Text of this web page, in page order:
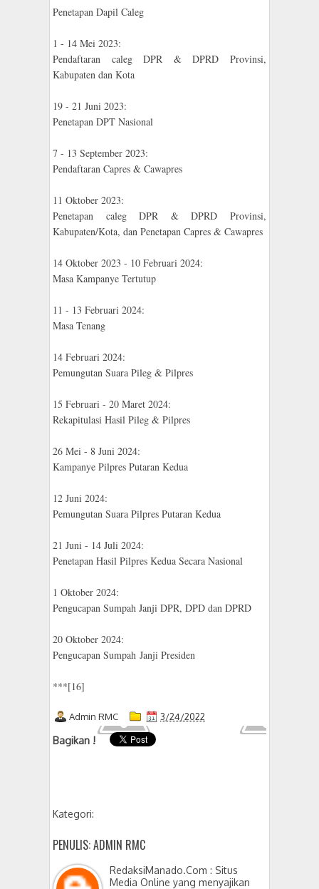
Penetapan Dapil Caleg
1 - 14 Mei 2023:
Pendaftaran caleg DPR & DPRD Provinsi,
Kabupaten dan Kota
19 - 21 Juni 2023:
Penetapan DPT Nasional
7 - 13 September 2023:
Pendaftaran Capres & Cawapres
11 Oktober 2023:
Penetapan caleg DPR & DPRD Provinsi,
Kabupaten/Kota, dan Penetapan Capres & Cawapres
14 Oktober 2023 - 10 Februari 2024:
Masa Kampanye Tertutup
11 - 13 Februari 2024:
Masa Tenang
14 Februari 2024:
Pemungutan Suara Pileg & Pilpres
15 Februari - 20 Maret 2024:
Rekapitulasi Hasil Pileg & Pilpres
26 Mei - 8 Juni 2024:
Kampanye Pilpres Putaran Kedua
12 Juni 2024:
Pemungutan Suara Pilpres Putaran Kedua
21 Juni - 14 Juli 2024:
Penetapan Hasil Pilpres Kedua Secara Nasional
1 Oktober 2024:
Pengucapan Sumpah Janji DPR, DPD dan DPRD
20 Oktober 2024:
Pengucapan Sumpah Janji Presiden
***[16]
Admin RMC 3/24/2022
Bagikan !
Kategori:
PENULIS: ADMIN RMC
RedaksiManado.Com : Situs
Media Online yang menyajikan